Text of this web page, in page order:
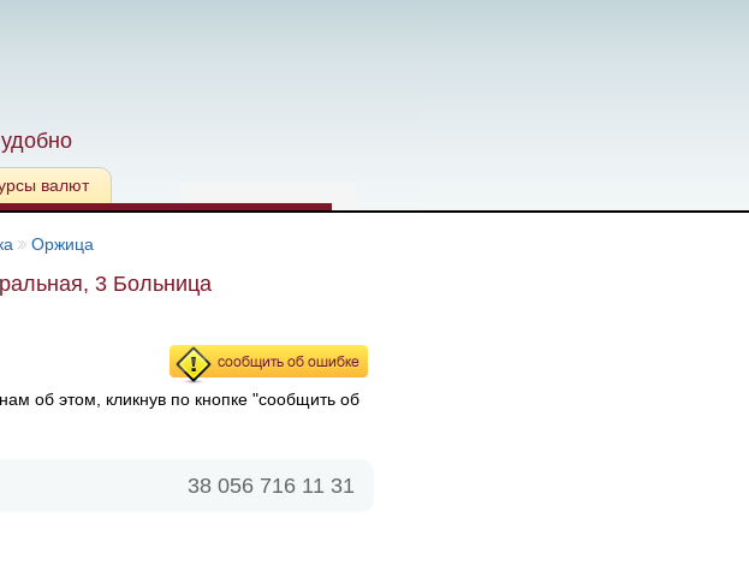
валют
Оржица
3 Больница
об этом, кликнув по кнопке "сообщить об
38 056 716 11 31